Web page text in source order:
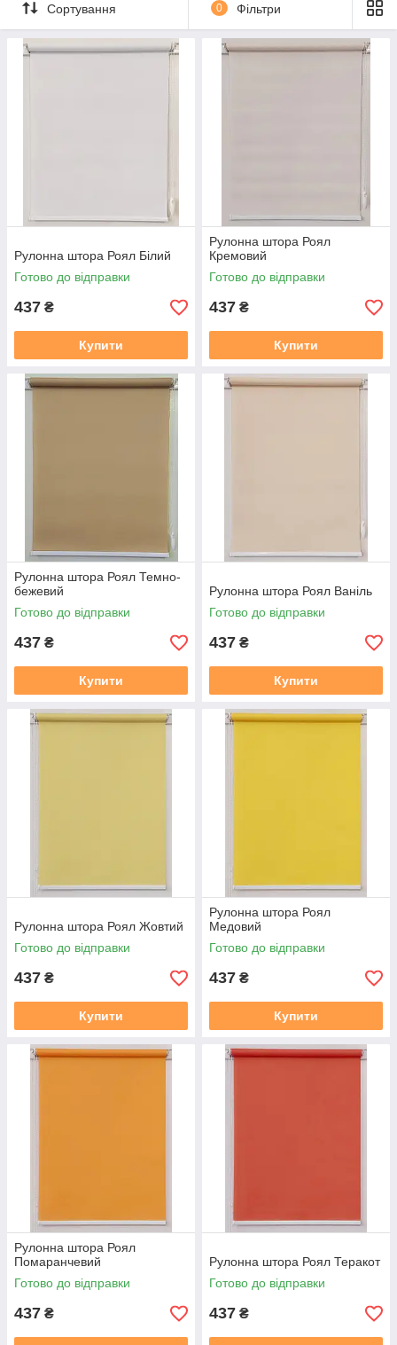
Сортування 0 Фільтри
Рулонна штора Роял Білий
Готово до відправки
437 ₴
Купити
Рулонна штора Роял
Кремовий
Готово до відправки
437 ₴
Купити
Рулонна штора Роял Темно-
бежевий
Готово до відправки
437 ₴
Купити
Рулонна штора Роял Ваніль
Готово до відправки
437 ₴
Купити
Рулонна штора Роял Жовтий
Готово до відправки
437 ₴
Купити
Рулонна штора Роял
Медовий
Готово до відправки
437 ₴
Купити
Рулонна штора Роял
Помаранчевий
Готово до відправки
437 ₴
Рулонна штора Роял Теракот
Готово до відправки
437 ₴